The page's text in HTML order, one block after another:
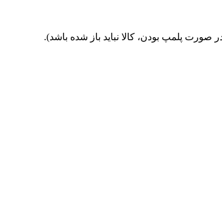
پلمپ بودن، کالا نباید باز شده باشد).